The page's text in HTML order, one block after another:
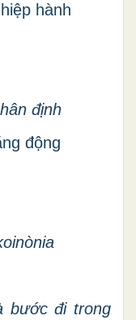
hành
định
động
bước đi trong